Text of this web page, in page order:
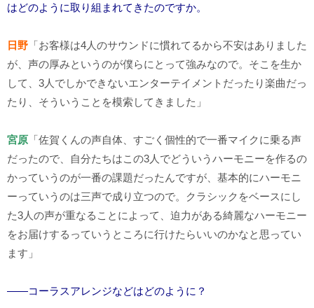
はどのように取り組まれてきたのですか。
日野 「お客様は4人のサウンドに慣れてるから不安はありました
が、声の厚みというのが僕らにとって強みなので。そこを生か
して、 3人でしかできないエンターテイメントだったり楽曲だっ
たり、そういうことを模索してきました」
宮原 「佐賀くんの声自体、すごく個性的で一番マイクに乗る声
だったので、自分たちはこの3人でどういうハーモニーを作るの
かっていうのが一番の課題だったんですが、基本的にハーモニ
ーっていうのは三声で成り立つので。クラシックをベースにし
た3人の声が重なることによって、迫力がある綺麗なハーモニー
をお届けするっていうところに行けたらいいのかなと思ってい
ます」
――コーラスアレンジなどはどのように？